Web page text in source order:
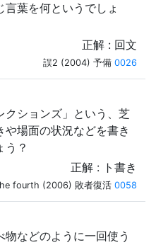
葉を何というでしょ
正解 : 回文
誤2 (2004) 予備 0026
クションズ」という、芝
場面の状況などを書き
う？
正解 : ト書き
fourth (2006) 敗者復活 0058
などのように一回使う